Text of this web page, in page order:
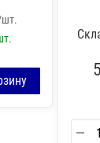
шт.